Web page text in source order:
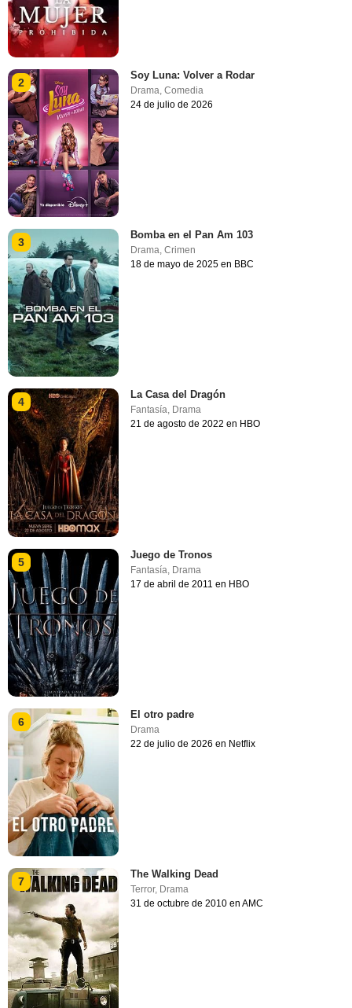
2
Soy Luna: Volver a Rodar
Drama ,Comedia
24 de julio de 2026
3
Bomba en el Pan Am 103
Drama,Crimen
18 de mayo de 2025 en BBC
4
La Casa del Dragón
Fantasía, Drama
21 de agosto de 2022 en HBO
5
Juego de Tronos
Fantasía Drama
17 de abril de 2011 en HBO
6
El otro padre
Drama
22 de julio de 2026 en Netflix
7
The Walking Dead
Terror, Drama
31 de octubre de 2010 en AMC